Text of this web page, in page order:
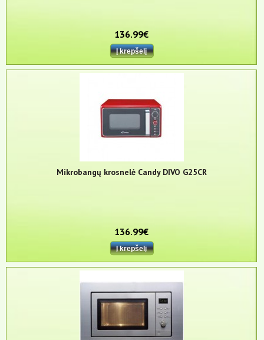
136.99€
Mikrobangų krosnelė Candy DIVO G25CR
136.99€